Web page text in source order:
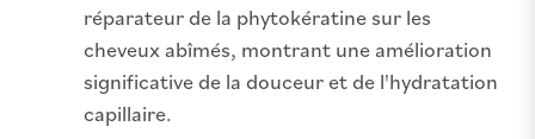
réparateur de la phytokératine sur les
cheveux abîmés, montrant une amélioration
significative de la douceur et de l'hydratation
capillaire.